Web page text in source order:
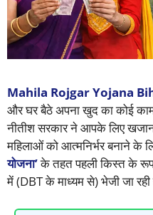
Mahila Rojgar Yojana
और घर बैठे अपना खुद का कोई
नीतीश सरकार ने आपके लिए
महिलाओं को आत्मनिर्भर बनाने के
योजना’के तहत पहली किस्त के
में (DBT के माध्यम से) भेजी जा रही